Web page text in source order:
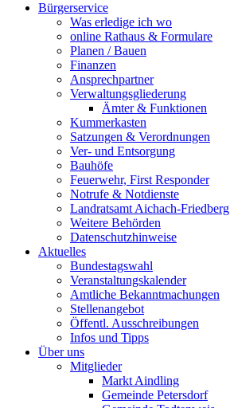
Bürgerservice
Was erledige ich wo
online Rathaus & Formulare
Planen / Bauen
Finanzen
Ansprechpartner
Verwaltungsgliederung
Ämter & Funktionen
Kummerkasten
Satzungen & Verordnungen
Ver- und Entsorgung
Bauhöfe
Feuerwehr, First Responder
Notrufe & Notdienste
Landratsamt Aichach-Friedberg
Weitere Behörden
Datenschutzhinweise
Aktuelles
Bundestagswahl
Veranstaltungskalender
Amtliche Bekanntmachungen
Stellenangebot
Öffentl. Ausschreibungen
Infos und Tipps
Über uns
Mitglieder
Markt Aindling
Gemeinde Petersdorf